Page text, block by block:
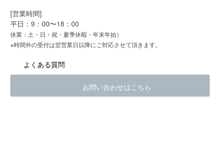
[営業時間]
平日：9：00〜18：00
休業：土・日・祝・夏季休暇・年末年始）
※時間外の受付は翌営業日以降にご対応させて頂きます。
よくある質問
お問い合わせはこちら